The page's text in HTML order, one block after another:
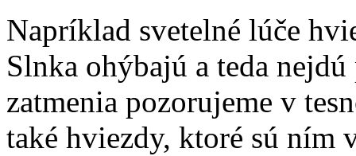
Napríklad svetelné lúče
Slnka ohýbajú a teda
zatmenia pozorujeme v
také hviezdy, ktoré sú ním